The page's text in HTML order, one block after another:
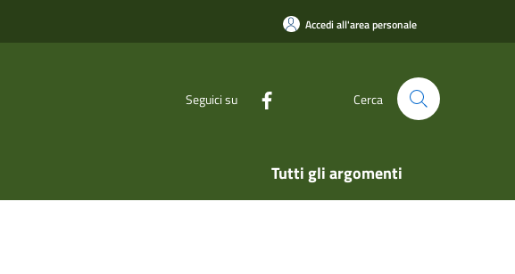
Accedi all'area personale
Seguici su Cerca
Tutti gli argomenti